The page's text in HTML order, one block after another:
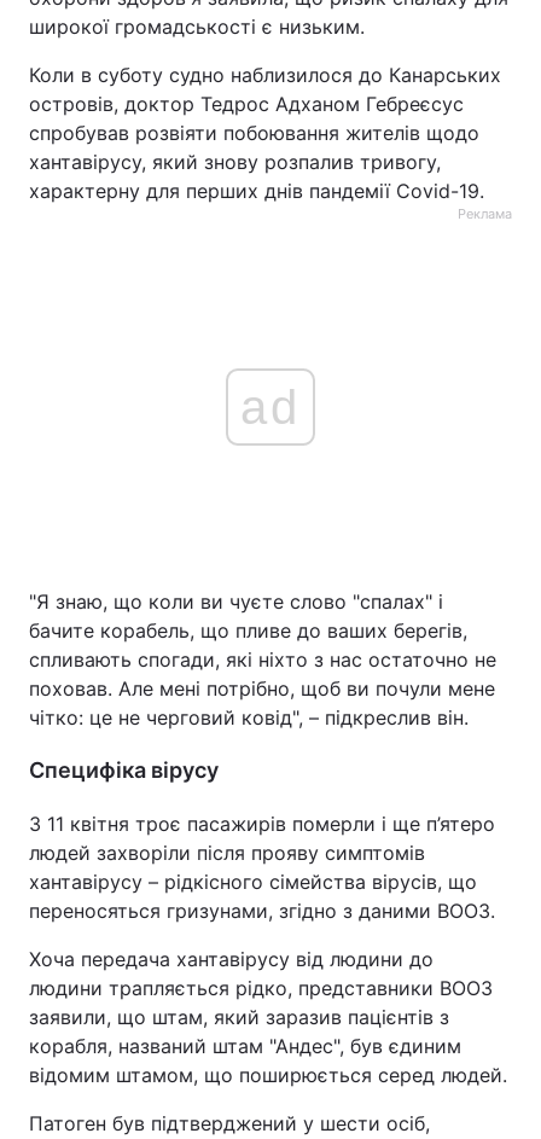
широкої громадськості є низьким.
Коли в суботу судно наблизилося до Канарських
островів, доктор Тедрос Адханом Гебреєсус
спробував розвіяти побоювання жителів щодо
хантавірусу, який знову розпалив тривогу,
характерну для перших днів пандемії Covid-19.
Реклама
ad
"Я знаю, що коли ви чуєте слово "спалах" і
бачите корабель, що пливе до ваших берегів,
спливають спогади, які ніхто з нас остаточно не
поховав. Але мені потрібно, щоб ви почули мене
чітко: це не черговий ковід", – підкреслив він.
Специфіка вірусу
З 11 квітня троє пасажирів померли і ще п’ятеро
людей захворіли після прояву симптомів
хантавірусу – рідкісного сімейства вірусів, що
переносяться гризунами, згідно з даними ВООЗ.
Хоча передача хантавірусу від людини до
людини трапляється рідко, представники ВООЗ
заявили, що штам, який заразив пацієнтів з
корабля, названий штам "Андес", був єдиним
відомим штамом, що поширюється серед людей.
Патоген був підтверджений у шести осіб,